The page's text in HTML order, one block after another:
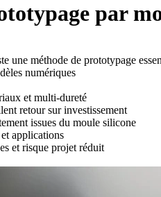
par
une méthode de prototypage
numériques
et multi-dureté
retour sur investissement
issues du moule silicone
applications
et risque projet réduit